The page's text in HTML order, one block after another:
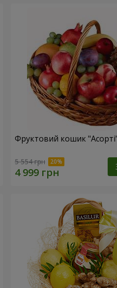
Фруктовий кошик
5 554 грн